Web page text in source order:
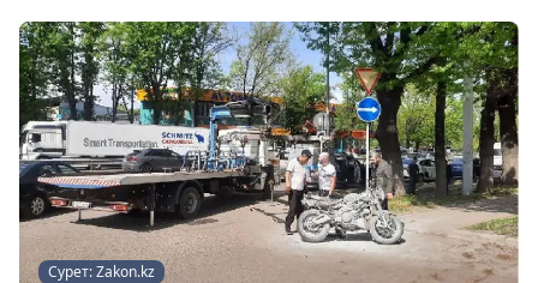
Сурет: Zakon.kz